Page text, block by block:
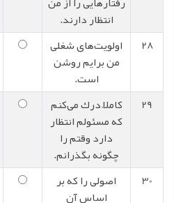
انتظار دارند.
28
اولویت‌های شغلی
من برایم روشن
است.
29
کاملاً درك می‌کنم
که مسئولم انتظار
دارد وقتم را
چگونه بگذرانم.
30
اصولی را که بر
اساس آن